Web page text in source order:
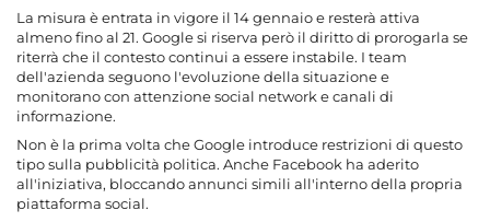
La misura è entrata in vigore il 14 gennaio e resterà attiva
almeno fino al 21. Google si riserva però il diritto di prorogarla se
riterrà che il contesto continui a essere instabile. I team
dell'azienda seguono l'evoluzione della situazione e
monitorano con attenzione social network e canali di
informazione.
Non è la prima volta che Google introduce restrizioni di questo
tipo sulla pubblicità politica. Anche Facebook ha aderito
all'iniziativa, bloccando annunci simili all'interno della propria
piattaforma social.